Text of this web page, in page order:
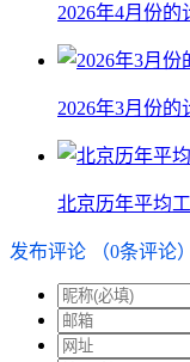
2026年4月份的
2026年3月份的
北京历年平均工
发布评论 （0条评论）